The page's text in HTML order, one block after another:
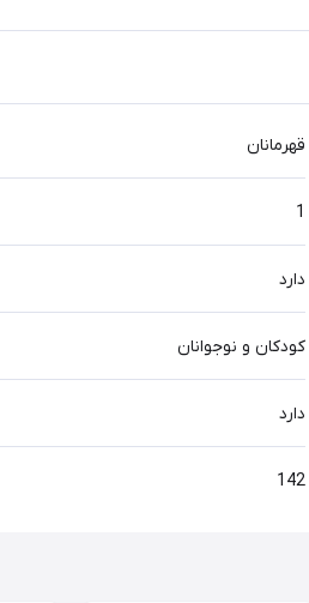
قهرمانان
1
دارد
کودکان و نوجوانان
دارد
142